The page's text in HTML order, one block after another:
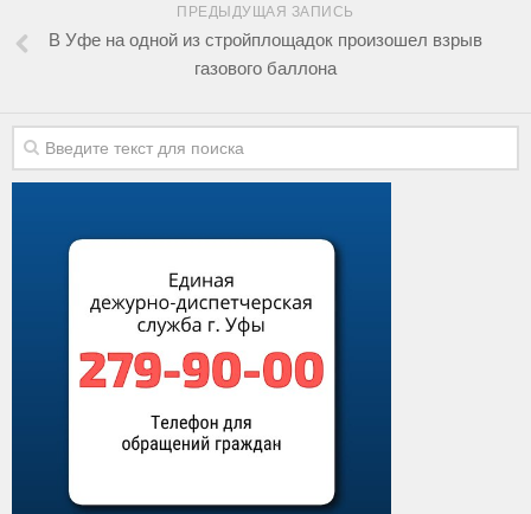
ПРЕДЫДУЩАЯ ЗАПИСЬ
В Уфе на одной из стройплощадок произошел взрыв
газового баллона